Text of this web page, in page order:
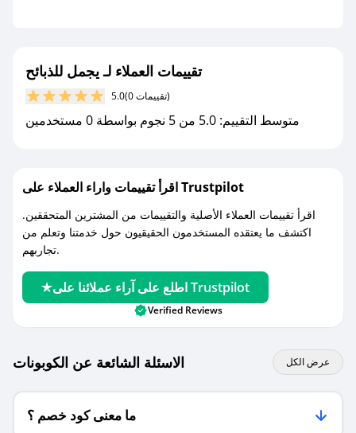
جديد.
مع صحصح، تسوق بذكاء ووفّر على كل مشترياتك مع
كوبونات خصم حصرية من يجمل للذبائح!
تقييمات العملاء لـ يجمل للذبائح
5.0 (0 تقييمات)
متوسط التقييم: 5.0 من 5 نجوم بواسطة 0 مستخدمين
اقرأ تقييمات واراء العملاء على Trustpilot
اقرأ تقييمات العملاء الأصلية والتقييمات من المشترين المتحققين.
اكتشف ما يعتقده المستخدمون الحقيقيون حول خدمتنا وتعلم من
تجاربهم.
اطلع على آراء عملائنا على Trustpilot
Verified Reviews
الاسئلة الشائعة عن الكوبونات عرض الكل
ما معنى كود خصم ؟